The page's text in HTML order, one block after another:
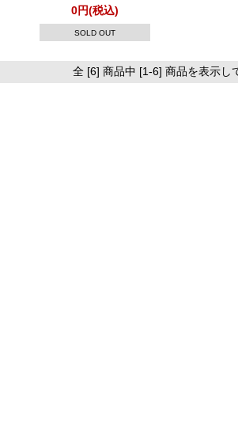
0円(税込)
SOLD OUT
全 [6] 商品中 [1-6] 商品を表示し